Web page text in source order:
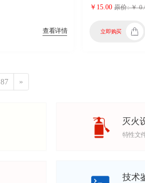
查看详情
￥15.00 原价: ￥
立即购买
87 »
灭火
特性文
技术